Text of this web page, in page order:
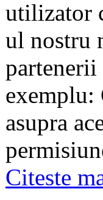
utilizator
ul nostru
exemplu:
asupra
Citeste